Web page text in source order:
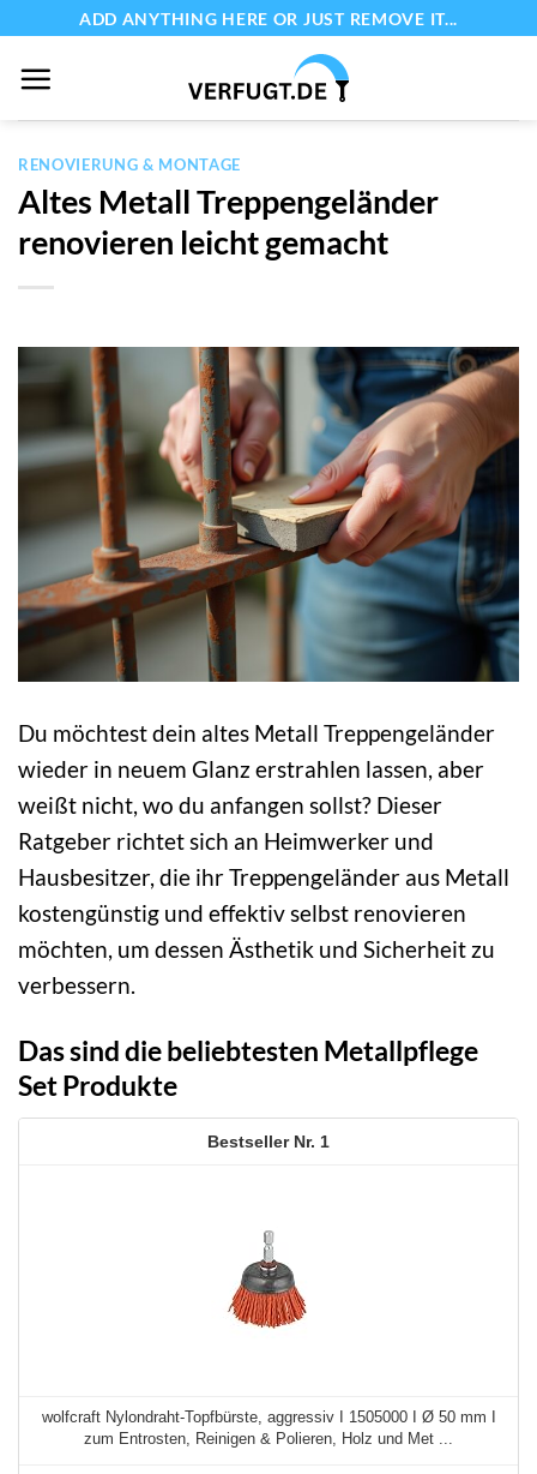
springen
ADD ANYTHING HERE OR JUST REMOVE IT...
RENOVIERUNG & MONTAGE
Altes Metall Treppengeländer
renovieren leicht gemacht
Du möchtest dein altes Metall Treppengeländer
wieder in neuem Glanz erstrahlen lassen, aber
weißt nicht, wo du anfangen sollst? Dieser
Ratgeber richtet sich an Heimwerker und
Hausbesitzer, die ihr Treppengeländer aus Metall
kostengünstig und effektiv selbst renovieren
möchten, um dessen Ästhetik und Sicherheit zu
verbessern.
Das sind die beliebtesten Metallpflege
Set Produkte
1
wolfcraft Nylondraht-Topfbürste, aggressiv I 1505000 I Ø 50 mm I
zum Entrosten, Reinigen & Polieren, Holz und Met ...